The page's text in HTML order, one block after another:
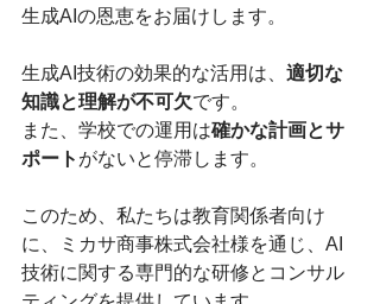
生成AIの恩恵をお届けします。
生成AI技術の効果的な活用は、 適切な
知識と理解が不可欠です。
また、学校での運用は確かな計画とサ
ポート がないと停滞します。
このため、私たちは教育関係者向け
に、ミカサ商事株式会社様を通じ、AI
技術に関する専門的な研修とコンサル